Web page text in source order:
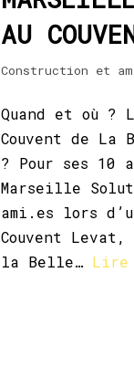
AU
Construction et
Quand et où ?
Couvent de La
? Pour ses 10
Marseille
ami.es lors
Couvent
la Belle… Lire